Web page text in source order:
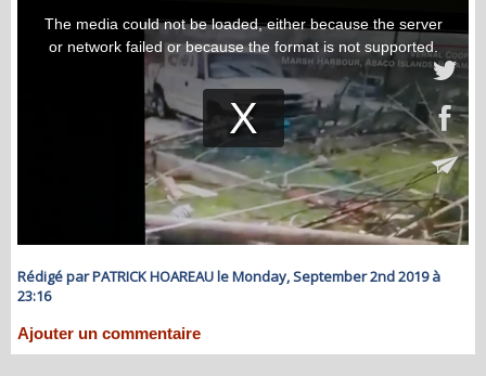
Rédigé par PATRICK HOAREAU le Monday, September 2nd 2019 à
23:16
Ajouter un commentaire